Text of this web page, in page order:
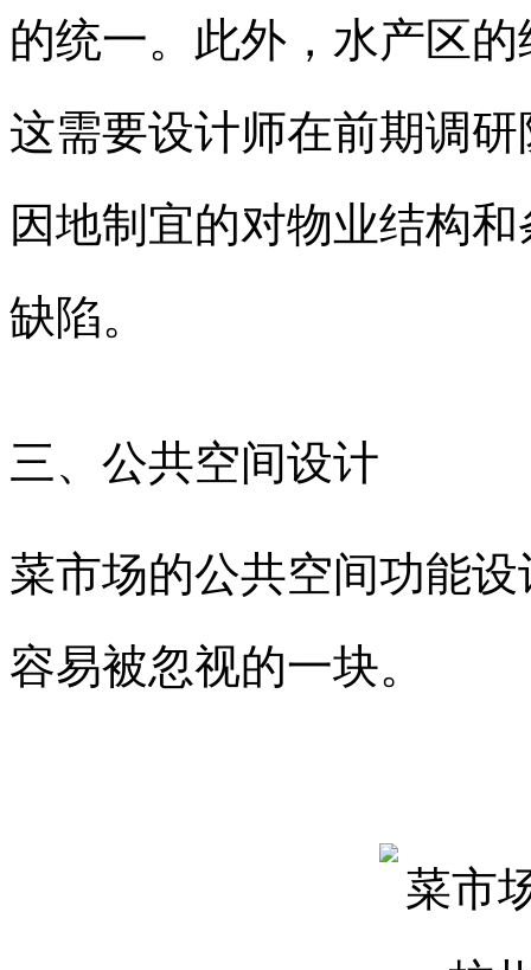
的统一。此外，水产区
这需要设计师在前期调
因地制宜的对物业结构
缺陷。
三、公共空间设计
菜市场的公共空间功能
容易被忽视的一块。